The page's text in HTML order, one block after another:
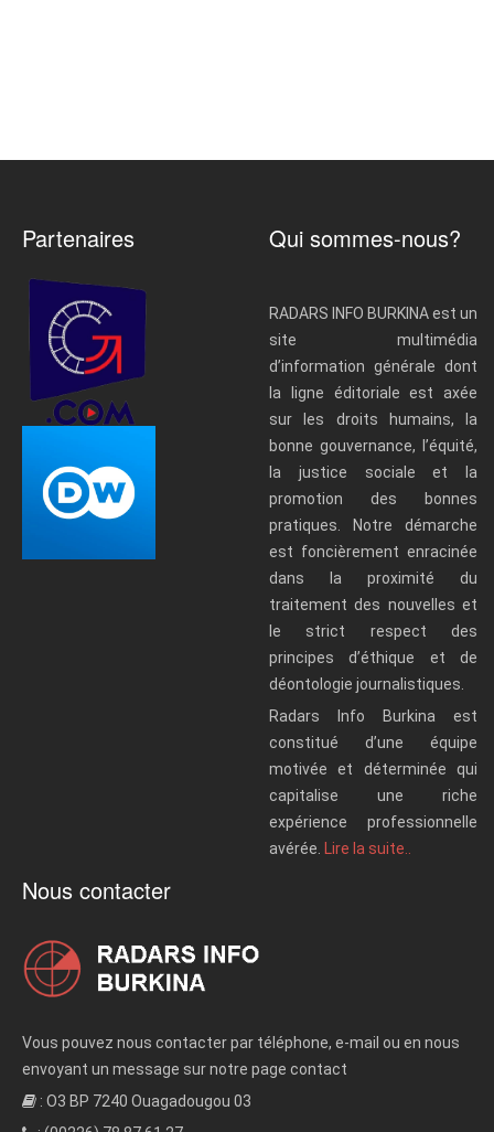
Partenaires Qui sommes-nous?
RADARS INFO BURKINA est un
site multimédia
d’information générale dont
la ligne éditoriale est axée
sur les droits humains, la
bonne gouvernance, l’équité,
la justice sociale et la
promotion des bonnes
pratiques. Notre démarche
est foncièrement enracinée
dans la proximité du
traitement des nouvelles et
le strict respect des
principes d’éthique et de
déontologie journalistiques.
Radars Info Burkina est
constitué d’une équipe
motivée et déterminée qui
capitalise une riche
expérience professionnelle
avérée.
Lire la suite..
Nous contacter
Vous pouvez nous contacter par téléphone, e-mail ou en nous
envoyant un message sur notre page contact
: O3 BP 7240 Ouagadougou 03